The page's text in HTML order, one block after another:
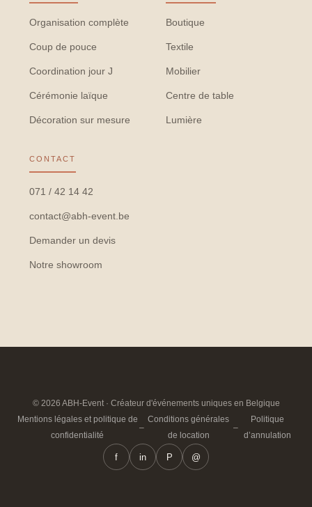
Organisation complète
Coup de pouce
Coordination jour J
Cérémonie laïque
Décoration sur mesure
Boutique
Textile
Mobilier
Centre de table
Lumière
CONTACT
071 / 42 14 42
contact@abh-event.be
Demander un devis
Notre showroom
© 2026 ABH-Event · Créateur d'événements uniques en Belgique
Mentions légales et politique de
confidentialité
–
Conditions générales
de location
–
Politique
d’annulation
f in P @